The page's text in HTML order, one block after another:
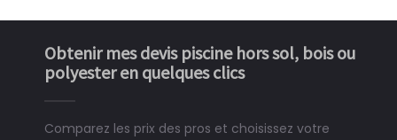
Obtenir mes devis piscine hors sol, bois ou
polyester en quelques clics
Comparez les prix des pros et choisissez votre